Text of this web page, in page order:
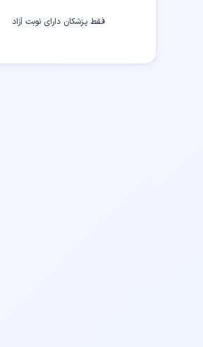
فقط پزشکان دارای نوبت آزاد